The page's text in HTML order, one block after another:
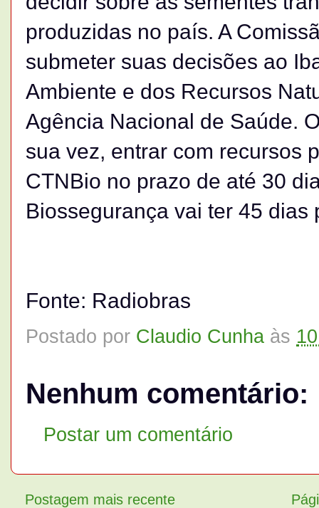
produzidas no país. A
submeter suas decisões ao
Ambiente e dos Recursos
Agência Nacional de Saúde.
sua vez, entrar com recursos
CTNBio no prazo de até 30
Biossegurança vai ter 45
Fonte: Radiobras
Postado por Claudio Cunha às
Nenhum comentário:
Postar um comentário
Postagem mais recente